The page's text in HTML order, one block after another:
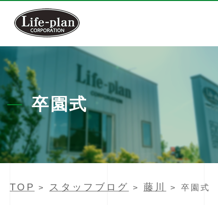
卒園式
TOP > スタッフブログ > 藤川 > 卒園式